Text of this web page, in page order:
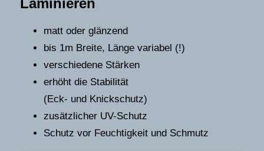
Laminieren
matt oder glänzend
bis 1m Breite, Länge variabel (!)
verschiedene Stärken
erhöht die Stabilität
(Eck- und Knickschutz)
zusätzlicher UV-Schutz
Schutz vor Feuchtigkeit und Schmutz